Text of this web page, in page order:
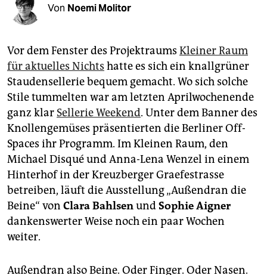
shop
unterstützen
abo
genossenschaft
epaper login
Von Noemi Molitor
Vor dem Fenster des Projektraums Kleiner Raum
für aktuelles Nichts hatte es sich ein knallgrüner
Staudensellerie bequem gemacht. Wo sich solche
Stile tummelten war am letzten Aprilwochenende
ganz klar Sellerie Weekend. Unter dem Banner des
Knollengemüses präsentierten die Berliner Off-
Spaces ihr Programm. Im Kleinen Raum, den
Michael Disqué und Anna-Lena Wenzel in einem
Hinterhof in der Kreuzberger Graefestrasse
betreiben, läuft die Ausstellung „Außendran die
Beine“ von Clara BahlsenundSophie Aigner
dankenswerter Weise noch ein paar Wochen
weiter.
Außendran also Beine. Oder Finger. Oder Nasen.